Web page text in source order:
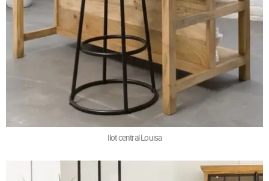
Ilot central Louisa